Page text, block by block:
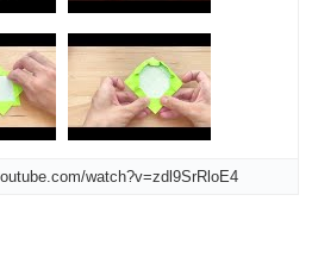
watch?v=zdl9SrRloE4